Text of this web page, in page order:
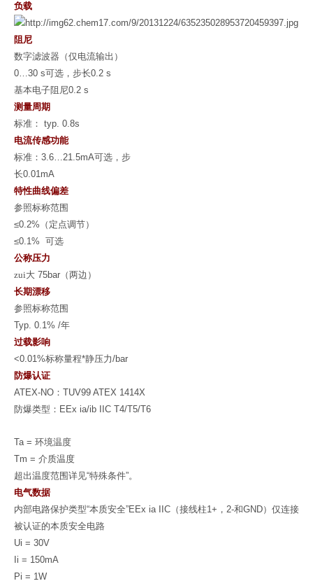
负载
阻尼
数字滤波器（仅电流输出）
0…30 s可选，步长0.2 s
基本电子阻尼0.2 s
测量周期
标准： typ. 0.8s
电流传感功能
标准： 3.6…21.5mA可选，步
长0.01mA
特性曲线偏差
参照标称范围
≤0.2% （定点调节）
≤0.1% 可选
公称压力
zui大 75bar （两边）
长期漂移
参照标称范围
Typ. 0.1% /年
过载影响
<0.01%标称量程*静压力/bar
防爆认证
ATEX-NO ： TUV99 ATEX 1414X
防爆类型： EEx ia/ib IIC T4/T5/T6
Ta = 环境温度
Tm = 介质温度
超出温度范围详见“特殊条件”。
电气数据
内部电路保护类型“本质安全”EEx ia IIC （接线柱1+ ， 2-和GND）仅连接
被认证的本质安全电路
Ui = 30V
Ii = 150mA
Pi = 1W